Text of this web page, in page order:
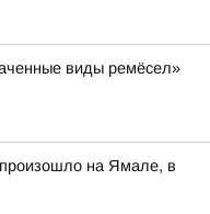
виды ремёсел»
на Ямале, в